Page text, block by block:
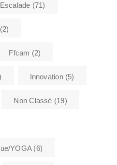
Escalade (71)
(2)
Ffcam (2)
Innovation(5)
Non Classé (19)
YOGA(6)